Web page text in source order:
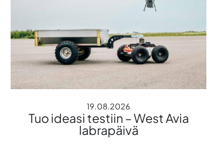
19.08.2026
Tuo ideasi testiin – West Avia
labrapäivä